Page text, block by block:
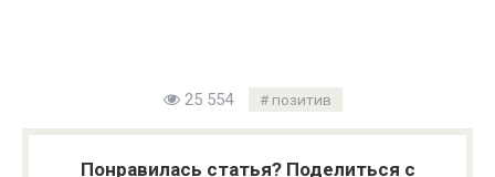
25 554 позитив
Понравилась статья? Поделиться с